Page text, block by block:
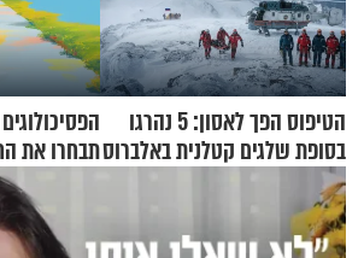
הטיפוס הפך לאסון: 5 נהרגו
בסופת שלגים קטלנית באלברוסתבחרו את